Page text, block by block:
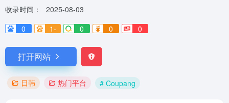
收录时间：
2025-08-03
0
1- 0 0 0
打开网站
日韩 热门平台 # Coupang